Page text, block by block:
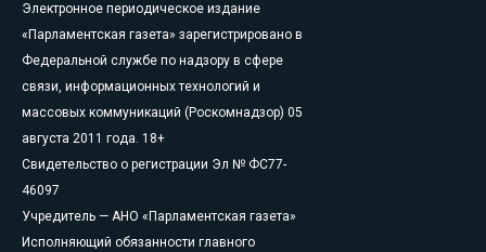
Электронное периодическое издание
«Парламентская газета» зарегистрировано в
Федеральной службе по надзору в сфере
связи, информационных технологий и
массовых коммуникаций (Роскомнадзор) 05
августа 2011 года. 18+
Свидетельство о регистрации Эл № ФС77-
46097
Учредитель — АНО «Парламентская газета»
Исполняющий обязанности главного